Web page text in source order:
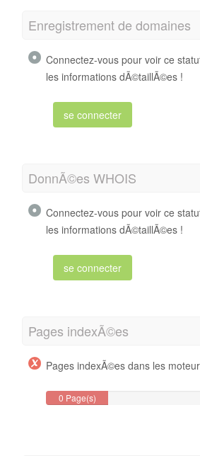
Enregistrement de domaines
Connectez-vous pour voir ce
les informations dÃ©taillÃ©es !
se connecter
DonnÃ©es WHOIS
Connectez-vous pour voir ce
les informations dÃ©taillÃ©es !
se connecter
Pages indexÃ©es
Pages indexÃ©es dans les
0 Page(s)